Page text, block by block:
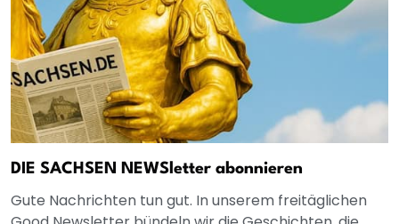
DIE SACHSEN NEWSletter abonnieren
Gute Nachrichten tun gut. In unserem freitäglichen